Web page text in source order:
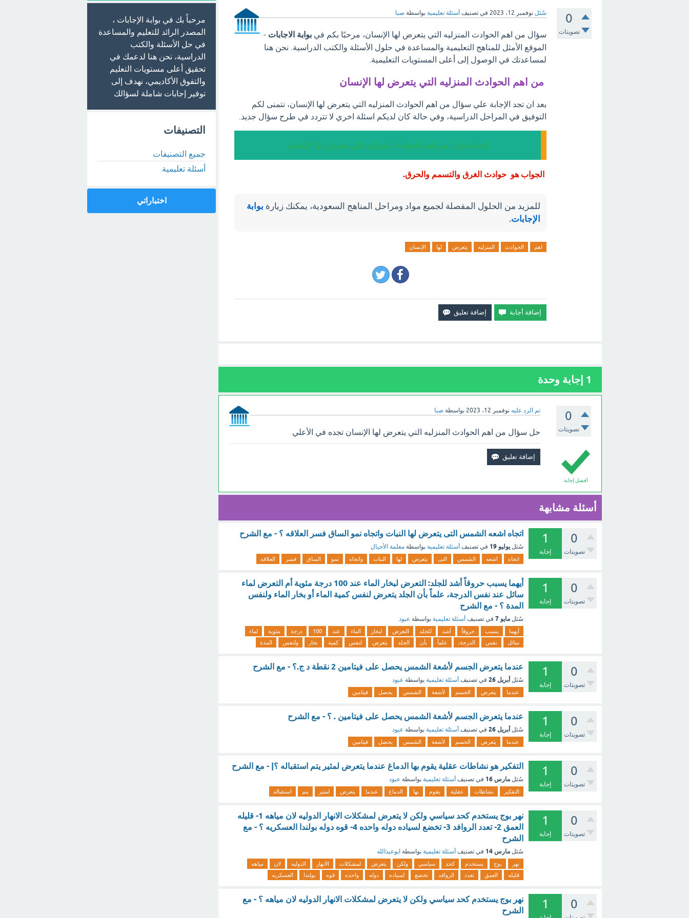
0
تصويتات
سُئل نوفمبر 12، 2023 في تصنيف أسئلة تعليمية بواسطة صبا
سؤال من اهم الحوادث المنزليه التي يتعرض لها الإنسان، مرحبًا بكم في بوابة الاجابات -
الموقع الأمثل للمناهج التعليمية والمساعدة في حلول الأسئلة والكتب الدراسية. نحن هنا
لمساعدتك في الوصول إلى أعلى المستويات التعليمية.
من اهم الحوادث المنزليه التي يتعرض لها الإنسان
بعد ان تجد الإجابة علي سؤال من اهم الحوادث المنزليه التي يتعرض لها الإنسان، نتمنى لكم
التوفيق في المراحل الدراسية، وفي حالة كان لديكم اسئلة اخري لا تتردد في طرح سؤال جديد.
إجابة سؤال من اهم الحوادث المنزليه التي يتعرض لها الإنسان
الجواب هو حوادث الغرق والتسمم والحرق.
للمزيد من الحلول المفصلة لجميع مواد ومراحل المناهج السعودية، يمكنك زيارة بوابة
الإجابات.
اهم الحوادث المنزليه يتعرض لها الإنسان
1 إجابة وحدة
0
تصويتات
تم الرد عليه نوفمبر 12، 2023 بواسطة صبا
أفضل إجابة
حل سؤال من اهم الحوادث المنزليه التي يتعرض لها الإنسان تجده في الأعلي
أسئلة مشابهة
0
تصويتات
1
إجابة
اتجاه اشعه الشمس التى يتعرض لها النبات واتجاه نمو الساق فسر العلاقه ؟ - مع الشرح
سُئل يوليو 19 في تصنيف أسئلة تعليمية بواسطة معلمة الأجيال
اتجاه اشعه الشمس التى يتعرض لها النبات واتجاه نمو الساق فسر العلاقه
0
تصويتات
1
إجابة
أيهما يسبب حروقاً أشد للجلد: التعرض لبخار الماء عند 100 درجة مئوية أم التعرض لماء
سائل عند نفس الدرجة، علماً بأن الجلد يتعرض لنفس كمية الماء أو بخار الماء ولنفس
المدة ؟ - مع الشرح
سُئل مايو 7 في تصنيف أسئلة تعليمية بواسطة عبود
أيهما يسبب حروقاً أشد للجلد التعرض لبخار الماء عند 100 درجة مئوية
لماء
سائل
نفس الدرجة، علماً بأن الجلد يتعرض لنفس كمية بخار ولنفس المدة
0
تصويتات
1
إجابة
عندما يتعرض الجسم لأشعة الشمس يحصل على فيتامين 2 نقطة د ج.؟ - مع الشرح
سُئل أبريل 26 في تصنيف أسئلة تعليمية بواسطة عبود
عندما يتعرض الجسم لأشعة الشمس يحصل فيتامين
0
تصويتات
1
إجابة
عندما يتعرض الجسم لأشعة الشمس يحصل على فيتامين . ؟ - مع الشرح
سُئل أبريل 26 في تصنيف أسئلة تعليمية بواسطة عبود
عندما يتعرض الجسم لأشعة الشمس يحصل فيتامين
0
تصويتات
1
إجابة
التفكير هو نشاطات عقلية يقوم بها الدماغ عندما يتعرض لمثير يتم استقباله ؟| - مع الشرح
سُئل مارس 16 في تصنيف أسئلة تعليمية بواسطة عبود
التفكير نشاطات عقلية يقوم بها الدماغ عندما يتعرض لمثير يتم استقباله
0
تصويتات
1
إجابة
نهر بوج يستخدم كحد سياسي ولكن لا يتعرض لمشكلات الانهار الدوليه لان مياهه 1- قليله
العمق 2- تعدد الروافد 3- تخضع لسياده دوله واحده 4- قوه دوله بولندا العسكريه ؟ - مع
الشرح
سُئل مارس 14 في تصنيف أسئلة تعليمية بواسطة ابوعبدالله
نهر بوج يستخدم كحد سياسي ولكن يتعرض لمشكلات الانهار الدوليه لان
مياهه
قليله
العمق تعدد الروافد تخضع لسياده دوله واحده قوه بولندا العسكريه
0
1
نهر بوج يستخدم كحد سياسي ولكن لا يتعرض لمشكلات الانهار الدوليه لان مياهه ؟ - مع
الشرح
مرحباً بك في بوابة الإجابات ،
المصدر الرائد للتعليم والمساعدة
في حل الأسئلة والكتب
الدراسية، نحن هنا لدعمك في
تحقيق أعلى مستويات التعليم
والتفوق الأكاديمي، نهدف إلى
توفير إجابات شاملة لسؤالك
التصنيفات
جميع التصنيفات
أسئلة تعليمية
اختباراتي